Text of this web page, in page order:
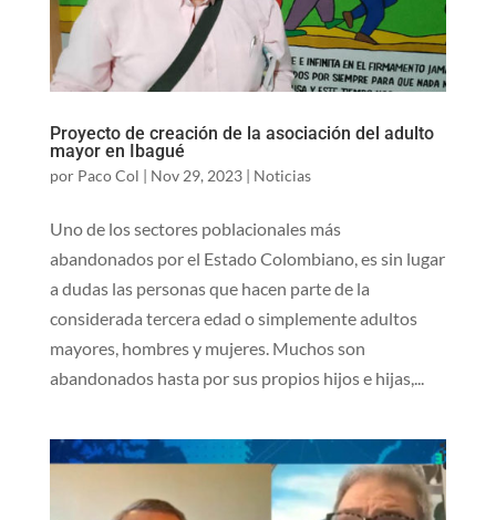
Proyecto de creación de la asociación del adulto
mayor en Ibagué
por Paco Col | Nov 29, 2023| Noticias
Uno de los sectores poblacionales más
abandonados por el Estado Colombiano, es sin lugar
a dudas las personas que hacen parte de la
considerada tercera edad o simplemente adultos
mayores, hombres y mujeres. Muchos son
abandonados hasta por sus propios hijos e hijas,...